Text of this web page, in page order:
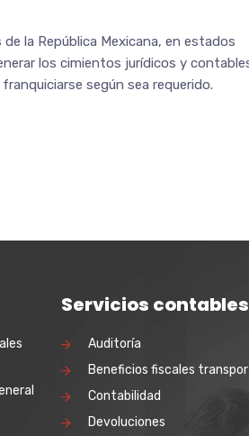
la República Mexicana, en estados
los cimientos jurídicos y
según sea requerido.
Servicios contables
Auditoría
Beneficios fiscales
Contabilidad
Devoluciones